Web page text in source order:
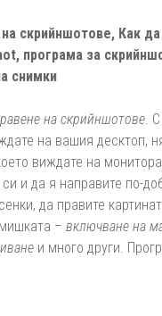
скрийншотове, Как
програма за
снимки
на скрийншотове.
на вашия десктоп,
виждате на
и да я направите по-
да правите
– включване на
и много други.